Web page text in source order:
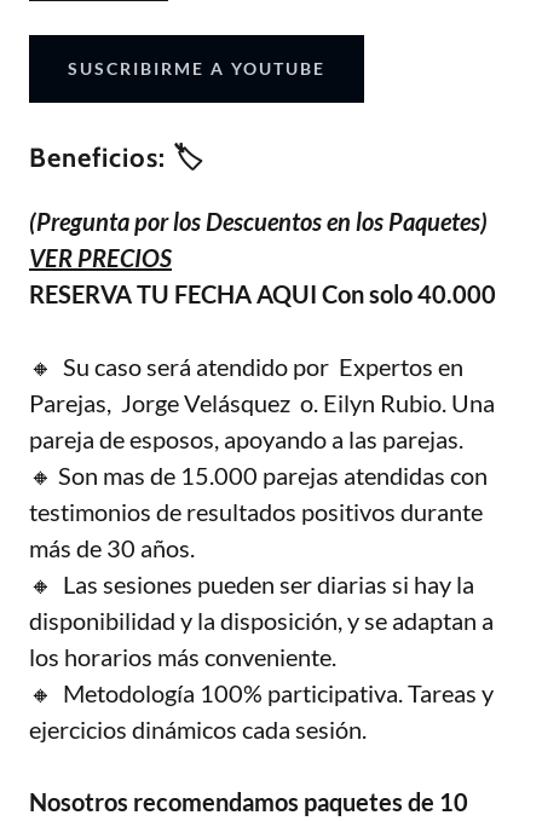
SUSCRIBIRME A YOUTUBE
Beneficios: 🏷️
(Pregunta por los Descuentos en los Paquetes)
VER PRECIOS
RESERVA TU FECHA AQUI Con solo 40.000
🔸 Su caso será atendido por Expertos en
Parejas, Jorge Velásquez o. Eilyn Rubio. Una
pareja de esposos, apoyando a las parejas.
🔸 Son mas de 15.000 parejas atendidas con
testimonios de resultados positivos durante
más de 30 años.
🔸 Las sesiones pueden ser diarias si hay la
disponibilidad y la disposición, y se adaptan a
los horarios más conveniente.
🔸 Metodología 100% participativa. Tareas y
ejercicios dinámicos cada sesión.
Nosotros recomendamos paquetes de 10